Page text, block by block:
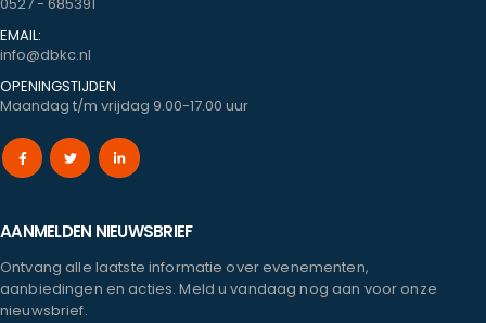
EMAIL:
info@dbkc.nl
OPENINGSTIJDEN
Maandag t/m vrijdag 9.00-17.00 uur
AANMELDEN NIEUWSBRIEF
Ontvang alle laatste informatie over evenementen,
aanbiedingen en acties. Meld u vandaag nog aan voor onze
nieuwsbrief.